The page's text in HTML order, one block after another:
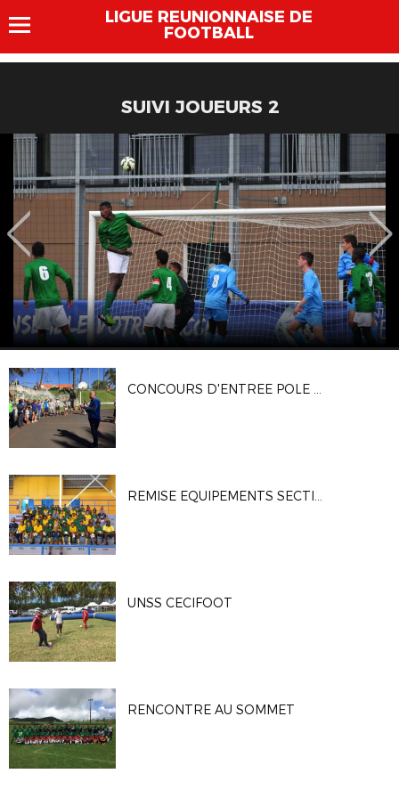
LIGUE REUNIONNAISE DE
FOOTBALL
SUIVI JOUEURS 2
CONCOURS D'ENTREE POLE ESPOIRS 2018
REMISE EQUIPEMENTS SECTIONS SPORTIVES
UNSS CECIFOOT
RENCONTRE AU SOMMET